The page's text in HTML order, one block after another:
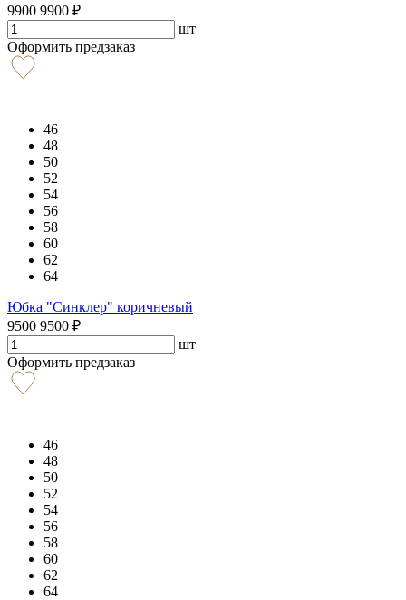
9900 9900 ₽
шт
Оформить предзаказ
46
48
50
52
54
56
58
60
62
64
Юбка "Синклер" коричневый
9500 9500 ₽
шт
Оформить предзаказ
46
48
50
52
54
56
58
60
62
64